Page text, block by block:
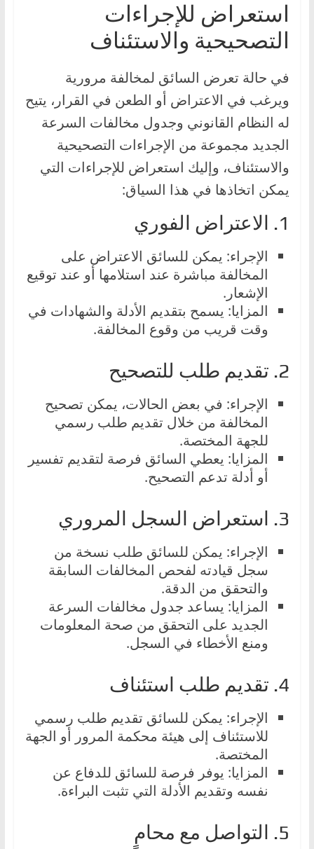
استعراض للإجراءات
التصحيحية والاستئناف
في حالة تعرض السائق لمخالفة مرورية
ويرغب في الاعتراض أو الطعن في القرار، يتيح
له النظام القانوني وجدول مخالفات السرعة
الجديد مجموعة من الإجراءات التصحيحية
والاستئناف، وإليك استعراض للإجراءات التي
يمكن اتخاذها في هذا السياق:
1. الاعتراض الفوري
الإجراء: يمكن للسائق الاعتراض على
المخالفة مباشرة عند استلامها أو عند توقيع
الإشعار.
المزايا: يسمح بتقديم الأدلة والشهادات في
وقت قريب من وقوع المخالفة.
2. تقديم طلب للتصحيح
الإجراء: في بعض الحالات، يمكن تصحيح
المخالفة من خلال تقديم طلب رسمي
للجهة المختصة.
المزايا: يعطي السائق فرصة لتقديم تفسير
أو أدلة تدعم التصحيح.
3. استعراض السجل المروري
الإجراء: يمكن للسائق طلب نسخة من
سجل قيادته لفحص المخالفات السابقة
والتحقق من الدقة.
المزايا: يساعد جدول مخالفات السرعة
الجديد على التحقق من صحة المعلومات
ومنع الأخطاء في السجل.
4. تقديم طلب استئناف
الإجراء: يمكن للسائق تقديم طلب رسمي
للاستئناف إلى هيئة محكمة المرور أو الجهة
المختصة.
المزايا: يوفر فرصة للسائق للدفاع عن
نفسه وتقديم الأدلة التي تثبت البراءة.
5. التواصل مع محامٍ